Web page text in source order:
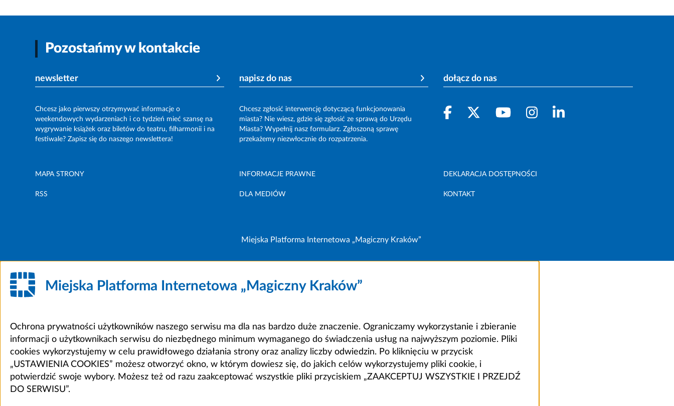
Pozostańmy w kontakcie
newsletter
Chcesz jako pierwszy otrzymywać informacje o
weekendowych wydarzeniach i co tydzień mieć szansę na
wygrywanie książek oraz biletów do teatru, filharmonii i na
festiwale? Zapisz się do naszego newslettera!
napisz do nas
Chcesz zgłosić interwencję dotyczącą funkcjonowania
miasta? Nie wiesz, gdzie się zgłosić ze sprawą do Urzędu
Miasta? Wypełnij nasz formularz. Zgłoszoną sprawę
przekażemy niezwłocznie do rozpatrzenia.
dołącz do nas
MAPA STRONY INFORMACJE PRAWNE DEKLARACJA DOSTĘPNOŚCI
RSS DLA MEDIÓW KONTAKT
Miejska Platforma Internetowa „Magiczny Kraków”
Miejska Platforma Internetowa „Magiczny Kraków”
Ochrona prywatności użytkowników naszego serwisu ma dla nas bardzo duże znaczenie. Ograniczamy wykorzystanie i zbieranie
informacji o użytkownikach serwisu do niezbędnego minimum wymaganego do świadczenia usług na najwyższym poziomie. Pliki
cookies wykorzystujemy w celu prawidłowego działania strony oraz analizy liczby odwiedzin. Po kliknięciu w przycisk
„USTAWIENIA COOKIES” możesz otworzyć okno, w którym dowiesz się, do jakich celów wykorzystujemy pliki cookie, i
potwierdzić swoje wybory. Możesz też od razu zaakceptować wszystkie pliki przyciskiem „ZAAKCEPTUJ WSZYSTKIE I PRZEJDŹ
DO SERWISU”.